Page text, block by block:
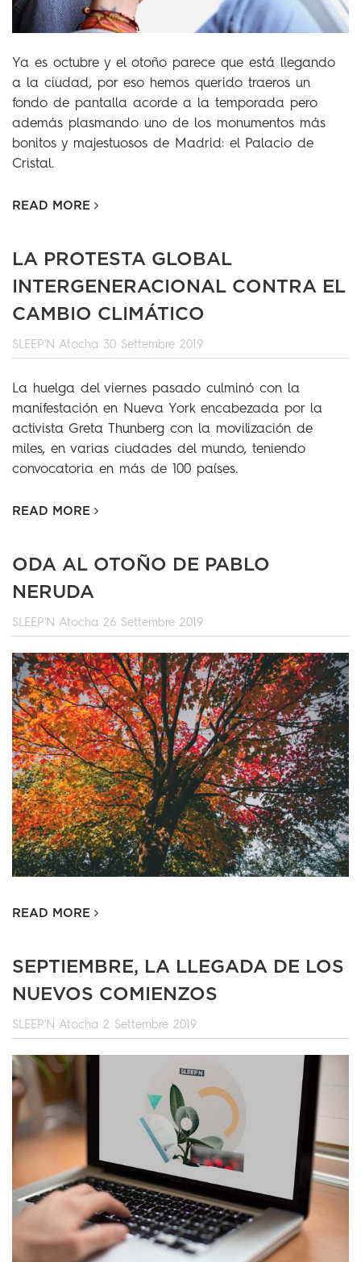
Ya es octubre y el otoño parece que está llegando
a la ciudad, por eso hemos querido traeros un
fondo de pantalla acorde a la temporada pero
además plasmando uno de los monumentos más
bonitos y majestuosos de Madrid: el Palacio de
Cristal.
READ MORE
LA PROTESTA GLOBAL
INTERGENERACIONAL CONTRA EL
CAMBIO CLIMÁTICO
SLEEP'N Atocha 30 Settembre 2019
La huelga del viernes pasado culminó con la
manifestación en Nueva York encabezada por la
activista Greta Thunberg con la movilización de
miles, en varias ciudades del mundo, teniendo
convocatoria en más de 100 países.
READ MORE
ODA AL OTOÑO DE PABLO
NERUDA
SLEEP'N Atocha 26 Settembre 2019
READ MORE
SEPTIEMBRE, LA LLEGADA DE LOS
NUEVOS COMIENZOS
SLEEP'N Atocha 2 Settembre 2019